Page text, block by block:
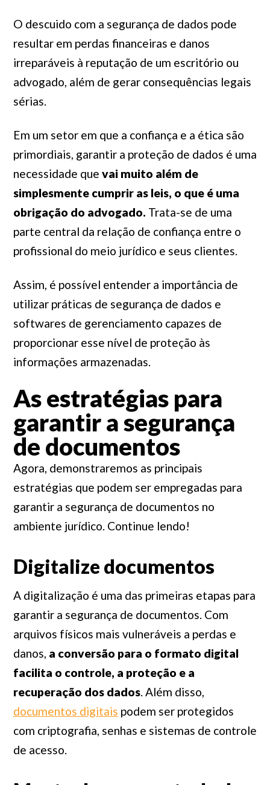
O descuido com a segurança de dados pode
resultar em perdas financeiras e danos
irreparáveis à reputação de um escritório ou
advogado, além de gerar consequências legais
sérias.
Em um setor em que a confiança e a ética são
primordiais, garantir a proteção de dados é uma
necessidade que vai muito além de
simplesmente cumprir as leis, o que é uma
obrigação do advogado. Trata-se de uma
parte central da relação de confiança entre o
profissional do meio jurídico e seus clientes.
Assim, é possível entender a importância de
utilizar práticas de segurança de dados e
softwares de gerenciamento capazes de
proporcionar esse nível de proteção às
informações armazenadas.
As estratégias para
garantir a segurança
de documentos
Agora, demonstraremos as principais
estratégias que podem ser empregadas para
garantir a segurança de documentos no
ambiente jurídico. Continue lendo!
Digitalize documentos
A digitalização é uma das primeiras etapas para
garantir a segurança de documentos. Com
arquivos físicos mais vulneráveis a perdas e
danos, a conversão para o formato digital
facilita o controle, a proteção e a
recuperação dos dados. Além disso,
documentos digitais podem ser protegidos
com criptografia, senhas e sistemas de controle
de acesso.